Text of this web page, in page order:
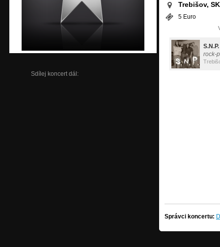
Sdílej koncert dál:
Trebišov, SK
5 Euro
S.N.P.
rock-
Správci koncertu: